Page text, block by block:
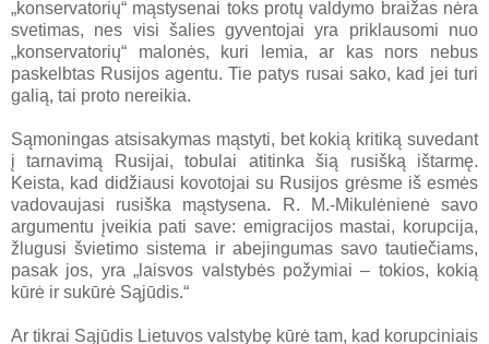
„konservatorių“ mąstysenai toks protų valdymo braižas nėra
svetimas, nes visi šalies gyventojai yra priklausomi nuo
„konservatorių“ malonės, kuri lemia, ar kas nors nebus
paskelbtas Rusijos agentu. Tie patys rusai sako, kad jei turi
galią, tai proto nereikia.
Sąmoningas atsisakymas mąstyti, bet kokią kritiką suvedant
į tarnavimą Rusijai, tobulai atitinka šią rusišką ištarmę.
Keista, kad didžiausi kovotojai su Rusijos grėsme iš esmės
vadovaujasi rusiška mąstysena. R. M.-Mikulėnienė savo
argumentu įveikia pati save: emigracijos mastai, korupcija,
žlugusi švietimo sistema ir abejingumas savo tautiečiams,
pasak jos, yra „laisvos valstybės požymiai – tokios, kokią
kūrė ir sukūrė Sąjūdis.“
Ar tikrai Sąjūdis Lietuvos valstybę kūrė tam, kad korupciniais